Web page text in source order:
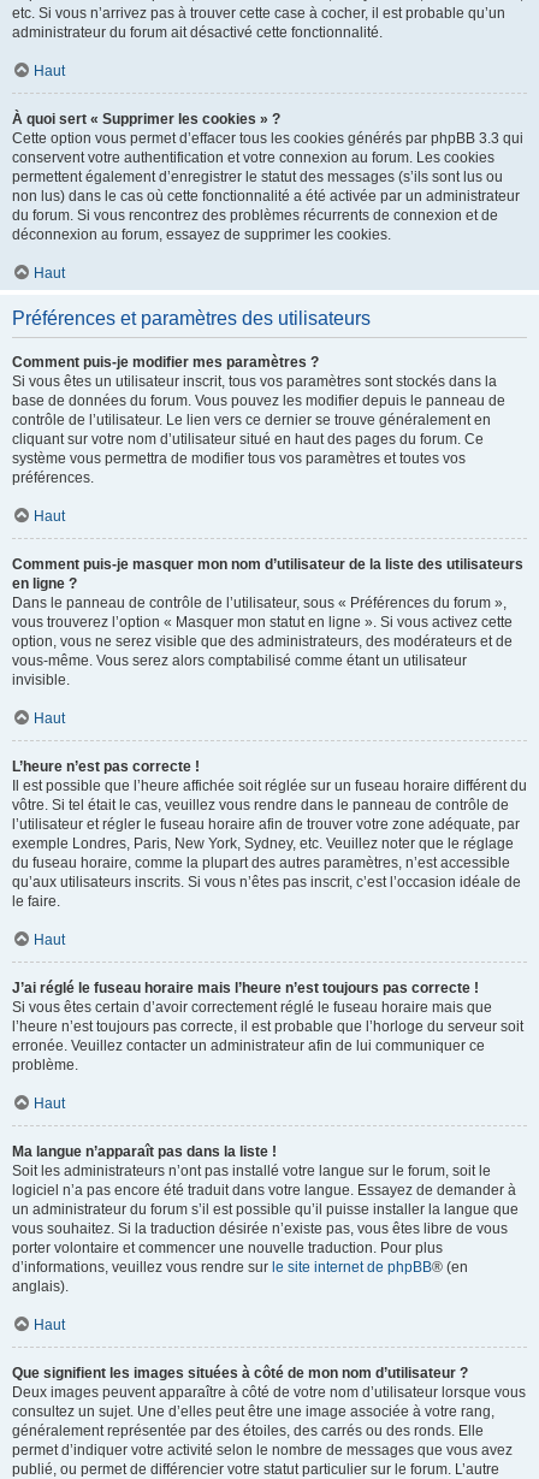
etc. Si vous n’arrivez pas à trouver cette case à cocher, il est probable qu’un
administrateur du forum ait désactivé cette fonctionnalité.
Haut
À quoi sert « Supprimer les cookies » ?
Cette option vous permet d’effacer tous les cookies générés par phpBB 3.3 qui
conservent votre authentification et votre connexion au forum. Les cookies
permettent également d’enregistrer le statut des messages (s’ils sont lus ou
non lus) dans le cas où cette fonctionnalité a été activée par un administrateur
du forum. Si vous rencontrez des problèmes récurrents de connexion et de
déconnexion au forum, essayez de supprimer les cookies.
Haut
Préférences et paramètres des utilisateurs
Comment puis-je modifier mes paramètres ?
Si vous êtes un utilisateur inscrit, tous vos paramètres sont stockés dans la
base de données du forum. Vous pouvez les modifier depuis le panneau de
contrôle de l’utilisateur. Le lien vers ce dernier se trouve généralement en
cliquant sur votre nom d’utilisateur situé en haut des pages du forum. Ce
système vous permettra de modifier tous vos paramètres et toutes vos
préférences.
Haut
Comment puis-je masquer mon nom d’utilisateur de la liste des utilisateurs
en ligne ?
Dans le panneau de contrôle de l’utilisateur, sous « Préférences du forum »,
vous trouverez l’option « Masquer mon statut en ligne ». Si vous activez cette
option, vous ne serez visible que des administrateurs, des modérateurs et de
vous-même. Vous serez alors comptabilisé comme étant un utilisateur
invisible.
Haut
L’heure n’est pas correcte !
Il est possible que l’heure affichée soit réglée sur un fuseau horaire différent du
vôtre. Si tel était le cas, veuillez vous rendre dans le panneau de contrôle de
l’utilisateur et régler le fuseau horaire afin de trouver votre zone adéquate, par
exemple Londres, Paris, New York, Sydney, etc. Veuillez noter que le réglage
du fuseau horaire, comme la plupart des autres paramètres, n’est accessible
qu’aux utilisateurs inscrits. Si vous n’êtes pas inscrit, c’est l’occasion idéale de
le faire.
Haut
J’ai réglé le fuseau horaire mais l’heure n’est toujours pas correcte !
Si vous êtes certain d’avoir correctement réglé le fuseau horaire mais que
l’heure n’est toujours pas correcte, il est probable que l’horloge du serveur soit
erronée. Veuillez contacter un administrateur afin de lui communiquer ce
problème.
Haut
Ma langue n’apparaît pas dans la liste !
Soit les administrateurs n’ont pas installé votre langue sur le forum, soit le
logiciel n’a pas encore été traduit dans votre langue. Essayez de demander à
un administrateur du forum s’il est possible qu’il puisse installer la langue que
vous souhaitez. Si la traduction désirée n’existe pas, vous êtes libre de vous
porter volontaire et commencer une nouvelle traduction. Pour plus
d’informations, veuillez vous rendre sur le site internet de phpBB® (en
anglais).
Haut
Que signifient les images situées à côté de mon nom d’utilisateur ?
Deux images peuvent apparaître à côté de votre nom d’utilisateur lorsque vous
consultez un sujet. Une d’elles peut être une image associée à votre rang,
généralement représentée par des étoiles, des carrés ou des ronds. Elle
permet d’indiquer votre activité selon le nombre de messages que vous avez
publié, ou permet de différencier votre statut particulier sur le forum. L’autre